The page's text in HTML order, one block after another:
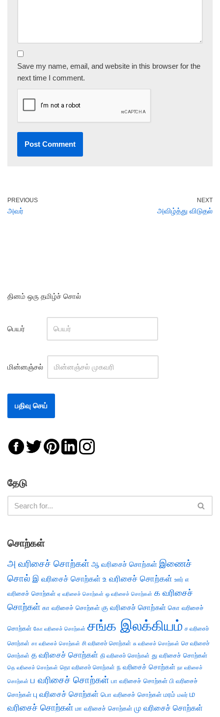
Save my name, email, and website in this browser for the
next time I comment.
PREVIOUS
அவர்
NEXT
அவிழ்த்து விடுதல்
தினம் ஒரு தமிழ்ச் சொல்
பெயர்
மின்னஞ்சல்
தேடு
சொற்கள்
அ வரிசைச் சொற்கள் ஆ வரிசைச் சொற்கள் இணைச்
சொல் இ வரிசைச் சொற்கள் உ வரிசைச் சொற்கள் ஊர் எ
வரிசைச் சொற்கள் ஏ வரிசைச் சொற்கள் ஒ வரிசைச் சொற்கள் க வரிசைச்
சொற்கள் கா வரிசைச் சொற்கள் கு வரிசைச் சொற்கள் கொ வரிசைச்
சொற்கள் கோ வரிசைச் சொற்கள் சங்க இலக்கியம் ச வரிசைச்
சொற்கள் சா வரிசைச் சொற்கள் சி வரிசைச் சொற்கள் சு வரிசைச் சொற்கள் செ வரிசைச்
சொற்கள் த வரிசைச் சொற்கள் தி வரிசைச் சொற்கள் து வரிசைச் சொற்கள்
தெ வரிசைச் சொற்கள் தொ வரிசைச் சொற்கள் ந வரிசைச் சொற்கள் நா வரிசைச்
சொற்கள் ப வரிசைச் சொற்கள் பா வரிசைச் சொற்கள் பி வரிசைச்
சொற்கள் பு வரிசைச் சொற்கள் பொ வரிசைச் சொற்கள் மரம் மலர் ம
வரிசைச் சொற்கள் மா வரிசைச் சொற்கள் மு வரிசைச் சொற்கள்